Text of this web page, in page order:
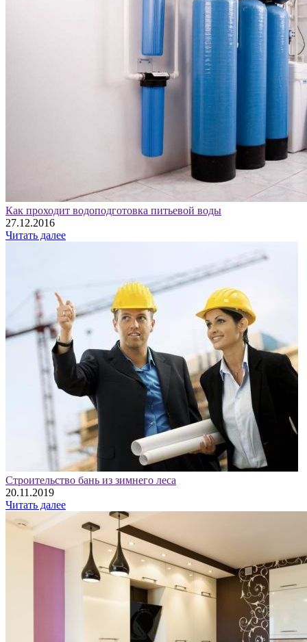
Как проходит водоподготовка питьевой воды
27.12.2016
Читать далее
Строительство бань из зимнего леса
20.11.2019
Читать далее